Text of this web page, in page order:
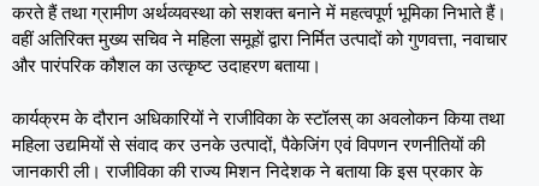
करते हैं तथा ग्रामीण अर्थव्यवस्था को सशक्त बनाने में महत्वपूर्ण भूमिका निभाते हैं।
वहीं अतिरिक्त मुख्य सचिव ने महिला समूहों द्वारा निर्मित उत्पादों को गुणवत्ता, नवाचार
और पारंपरिक कौशल का उत्कृष्ट उदाहरण बताया।
कार्यक्रम के दौरान अधिकारियों ने राजीविका के स्टॉलस् का अवलोकन किया तथा
महिला उद्यमियों से संवाद कर उनके उत्पादों, पैकेजिंग एवं विपणन रणनीतियों की
जानकारी ली। राजीविका की राज्य मिशन निदेशक ने बताया कि इस प्रकार के